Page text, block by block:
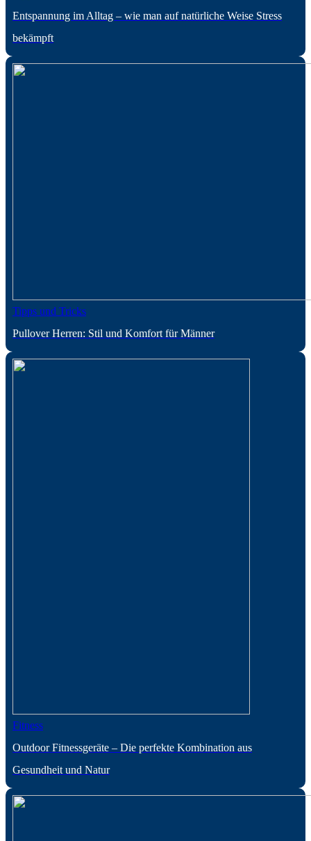
Entspannung im Alltag – wie man auf natürliche Weise Stress
bekämpft
Tipps und Tricks
Pullover Herren: Stil und Komfort für Männer
Fitness
Outdoor Fitnessgeräte – Die perfekte Kombination aus
Gesundheit und Natur